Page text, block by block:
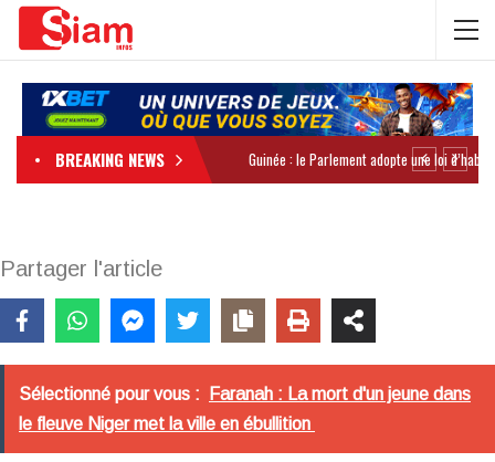
BREAKING NEWS
Partager l'article
Sélectionné pour vous :
Faranah : La mort d'un jeune dans
le fleuve Niger met la ville en ébullition